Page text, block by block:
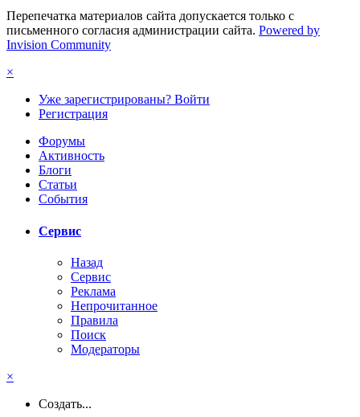
Перепечатка материалов сайта допускается только с
письменного согласия администрации сайта. Powered by
Invision Community
×
Уже зарегистрированы? Войти
Регистрация
Форумы
Активность
Блоги
Статьи
События
Сервис
Назад
Сервис
Реклама
Непрочитанное
Правила
Поиск
Модераторы
×
Создать...